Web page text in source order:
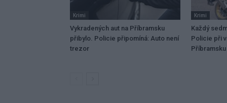
Krimi
Vykradených aut na Příbramsku
přibylo. Policie připomíná: Auto není
trezor
Krimi
Každý
Policie při